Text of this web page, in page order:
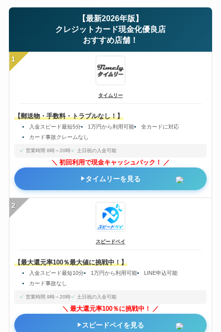
【最新2026年版】
クレジットカード現金化優良店
おすすめ店舗！
1
タイムリー
【郵送物・手数料・トラブルなし！】
入金スピード最短5分 1万円から利用可能
全カードに対応
カード事故クレームなし
営業時間 8時～20時 土日祝の入金可能
初回利用で現金キャッシュバック！
タイムリーを見る
2
スピードペイ
【最大還元率100％最大値に挑戦中！】
入金スピード最短10分 1万円から利用可能
LINE申込可能
カード事故なし
営業時間 9時～20時 土日祝の入金可能
最大還元率100％に挑戦中！
スピードペイを見る